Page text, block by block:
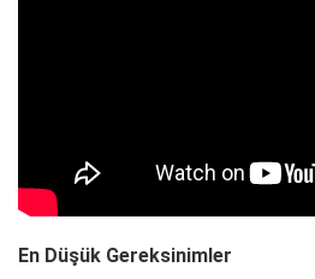
En Düşük Gereksinimler